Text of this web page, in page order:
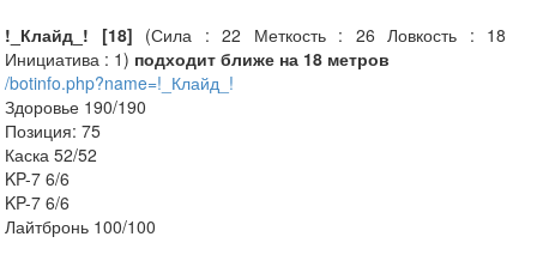
!_Клайд_! [18] (Сила : 22 Меткость : 26 Ловкость : 18
Инициатива : 1) подходит ближе на 18 метров
/botinfo.php?name=!_Клайд_!
Здоровье 190/190
Позиция: 75
Каска 52/52
KP-7 6/6
KP-7 6/6
Лайтбронь 100/100